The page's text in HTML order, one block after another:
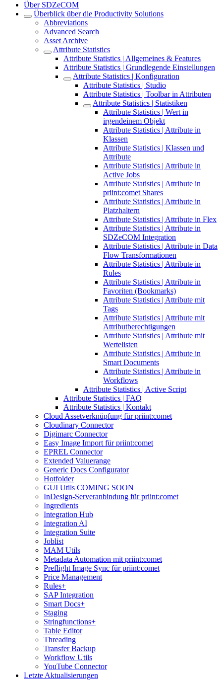
Über SDZeCOM
Überblick über die Productivity Solutions
Abbreviations
Advanced Search
Asset Archive
Attribute Statistics
Attribute Statistics | Allgemeines & Features
Attribute Statistics | Grundlegende Einstellungen
Attribute Statistics | Konfiguration
Attribute Statistics | Studio
Attribute Statistics | Toolbar in Attributen
Attribute Statistics | Statistiken
Attribute Statistics | Wert in
irgendeinem Objekt
Attribute Statistics | Attribute in
Klassen
Attribute Statistics | Klassen und
Attribute
Attribute Statistics | Attribute in
Active Jobs
Attribute Statistics | Attribute in
priint:comet Shares
Attribute Statistics | Attribute in
Platzhaltern
Attribute Statistics | Attribute in Flex
Attribute Statistics | Attribute in
SDZeCOM Integration
Attribute Statistics | Attribute in Data
Flow Transformationen
Attribute Statistics | Attribute in
Rules
Attribute Statistics | Attribute in
Favoriten (Bookmarks)
Attribute Statistics | Attribute mit
Tags
Attribute Statistics | Attribute mit
Attributberechtigungen
Attribute Statistics | Attribute mit
Wertelisten
Attribute Statistics | Attribute in
Smart Documents
Attribute Statistics | Attribute in
Workflows
Attribute Statistics | Active Script
Attribute Statistics | FAQ
Attribute Statistics | Kontakt
Cloud Assetverknüpfung für priint:comet
Cloudinary Connector
Digimarc Connector
Easy Image Import für priint:comet
EPREL Connector
Extended Valuerange
Generic Docs Configurator
Hotfolder
GUI Utils COMING SOON
InDesign-Serveranbindung für priint:comet
Ingredients
Integration Hub
Integration AI
Integration Suite
Joblist
MAM Utils
Metadata Automation mit priint:comet
Preflight Image Sync für priint:comet
Price Management
Rules+
SAP Integration
Smart Docs+
Staging
Stringfunctions+
Table Editor
Threading
Transfer Backup
Workflow Utils
YouTube Connector
Letzte Aktualisierungen